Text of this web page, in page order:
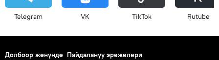
Telegram VK ТikТоk Rutube
Долбоор жөнүндө Пайдалануу эрежелери